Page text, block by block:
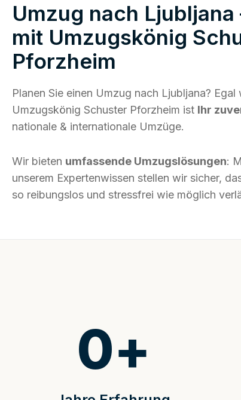
Umzug nach Ljubljana
mit Umzugskönig
Pforzheim
Planen Sie einen Umzug nach Ljubljana?
Umzugskönig Schuster Pforzheim ist Ihr
nationale & internationale Umzüge.
Wir bieten umfassende Umzugslösungen:
unserem Expertenwissen stellen wir sicher,
so reibungslos und stressfrei wie möglich
0+